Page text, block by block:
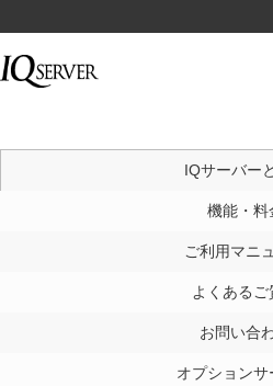
IQサーバー
機能・料
ご利用マニ
よくあるご
お問い合
オプションサ